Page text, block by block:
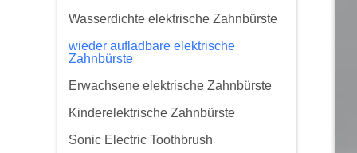
Wasserdichte elektrische Zahnbürste
wieder aufladbare elektrische
Zahnbürste
Erwachsene elektrische Zahnbürste
Kinderelektrische Zahnbürste
Sonic Electric Toothbrush